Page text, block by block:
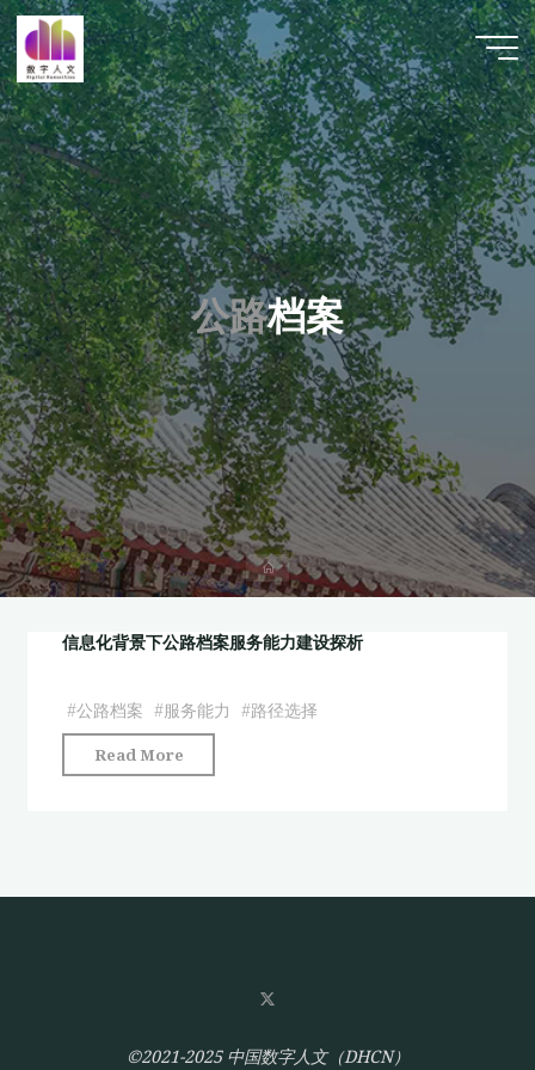
跳
至
内
容
数字人
文 |
DHCN
公路档案
首
页
信息化背景下公路档案服务能力建设探析
#公路档案 #服务能力 #路径选择
Read More
息
下
服
©2021-2025 中国数字人文（DHCN）